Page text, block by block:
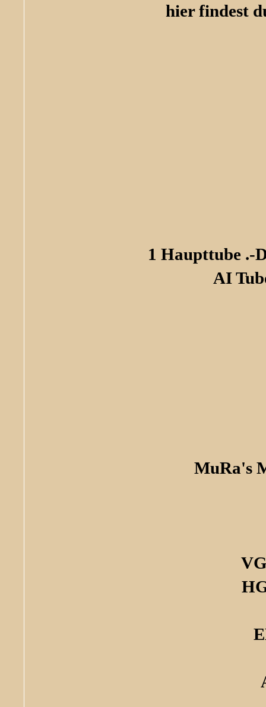
hier findest
1 Haupttube .-
AI
MuRa's